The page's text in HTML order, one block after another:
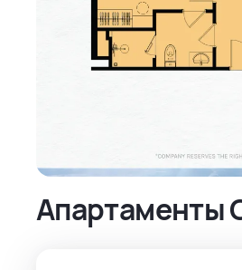
Апартаменты